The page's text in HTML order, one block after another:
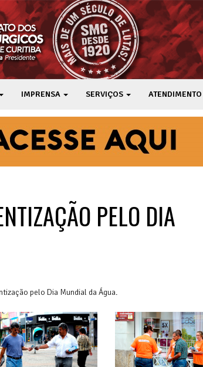
IMPRENSA SERVIÇOS
PELO DIA
pelo Dia Mundial da Água.